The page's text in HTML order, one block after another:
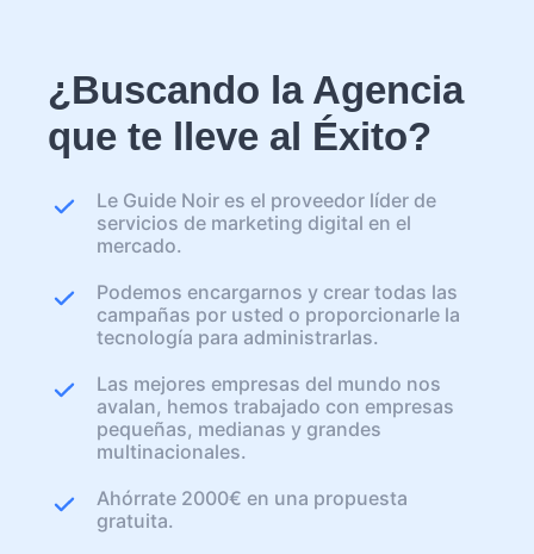
¿Buscando la Agencia
que te lleve al Éxito?
Le Guide Noir es el proveedor líder de
servicios de marketing digital en el
mercado.
Podemos encargarnos y crear todas las
campañas por usted o proporcionarle la
tecnología para administrarlas.
Las mejores empresas del mundo nos
avalan, hemos trabajado con empresas
pequeñas, medianas y grandes
multinacionales.
Ahórrate 2000€ en una propuesta
gratuita.